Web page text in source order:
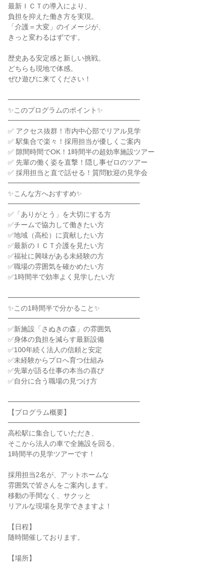
最新ＩＣＴの導入により、
負担を抑えた働き方を実現。
「介護＝大変」のイメージが、
きっと変わるはずです。
歴史ある安定感と新しい挑戦。
どちらも現地で体感。
ぜひ遊びに来てください！
━━━━━━━━━━━━━━━━━━━
✨このプログラムのポイント✨
━━━━━━━━━━━━━━━━━━━
✅ アクセス抜群！市内中心部でリアル見学
✅ 駅集合で楽々！採用担当が優しくご案内
✅ 隙間時間でOK！1時間半の超効率施設ツアー
✅ 先輩の働く姿を直撃！隠し事ゼロのツアー
✅ 採用担当と直で話せる！質問歓迎の見学会
━━━━━━━━━━━━━━━━━━━
✨こんな方へおすすめ✨
━━━━━━━━━━━━━━━━━━━
✅「ありがとう」を大切にする方
✅チームで協力して働きたい方
✅地域（高松）に貢献したい方
✅最新のＩＣＴ介護を見たい方
✅福祉に興味がある未経験の方
✅職場の雰囲気を確かめたい方
✅1時間半で効率よく見学したい方
━━━━━━━━━━━━━━━━━━━
✨この1時間半で分かること✨
━━━━━━━━━━━━━━━━━━━
✅新施設「さぬきの森」の雰囲気
✅身体の負担を減らす最新設備
✅100年続く法人の信頼と安定
✅未経験からプロへ育つ仕組み
✅先輩が語る仕事の本当の喜び
✅自分に合う職場の見つけ方
━━━━━━━━━━━━━━━━━━━
【プログラム概要】
━━━━━━━━━━━━━━━━━━━
高松駅に集合していただき、
そこから法人の車で全施設を回る、
1時間半の見学ツアーです！
採用担当2名が、アットホームな
雰囲気で皆さんをご案内します。
移動の手間なく、サクッと
リアルな現場を見学できますよ！
【日程】
随時開催しております。
【場所】